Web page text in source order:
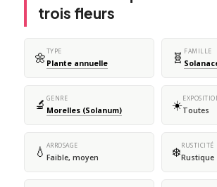
trois fleurs
🌼TYPE
Plante annuelle 🧬 FAMILLE
🔬 GENRE
Morelles (Solanum) ☀️Toutes
💧 ARROSAGE
Faible, moyen ❄️RUSTICITÉ
Rustique